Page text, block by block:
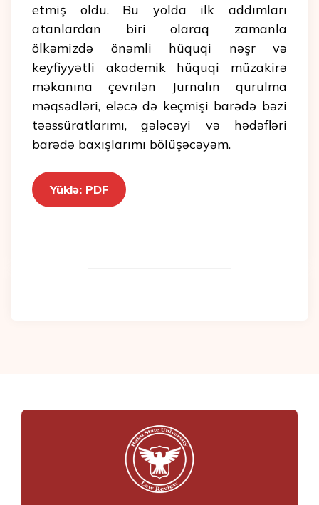
etmiş oldu. Bu yolda ilk addımları
atanlardan biri olaraq zamanla
ölkəmizdə önəmli hüquqi nəşr və
keyfiyyətli akademik hüquqi müzakirə
məkanına çevrilən Jurnalın qurulma
məqsədləri, eləcə də keçmişi barədə bəzi
təəssüratlarımı, gələcəyi və hədəfləri
barədə baxışlarımı bölüşəcəyəm.
Yüklə: PDF